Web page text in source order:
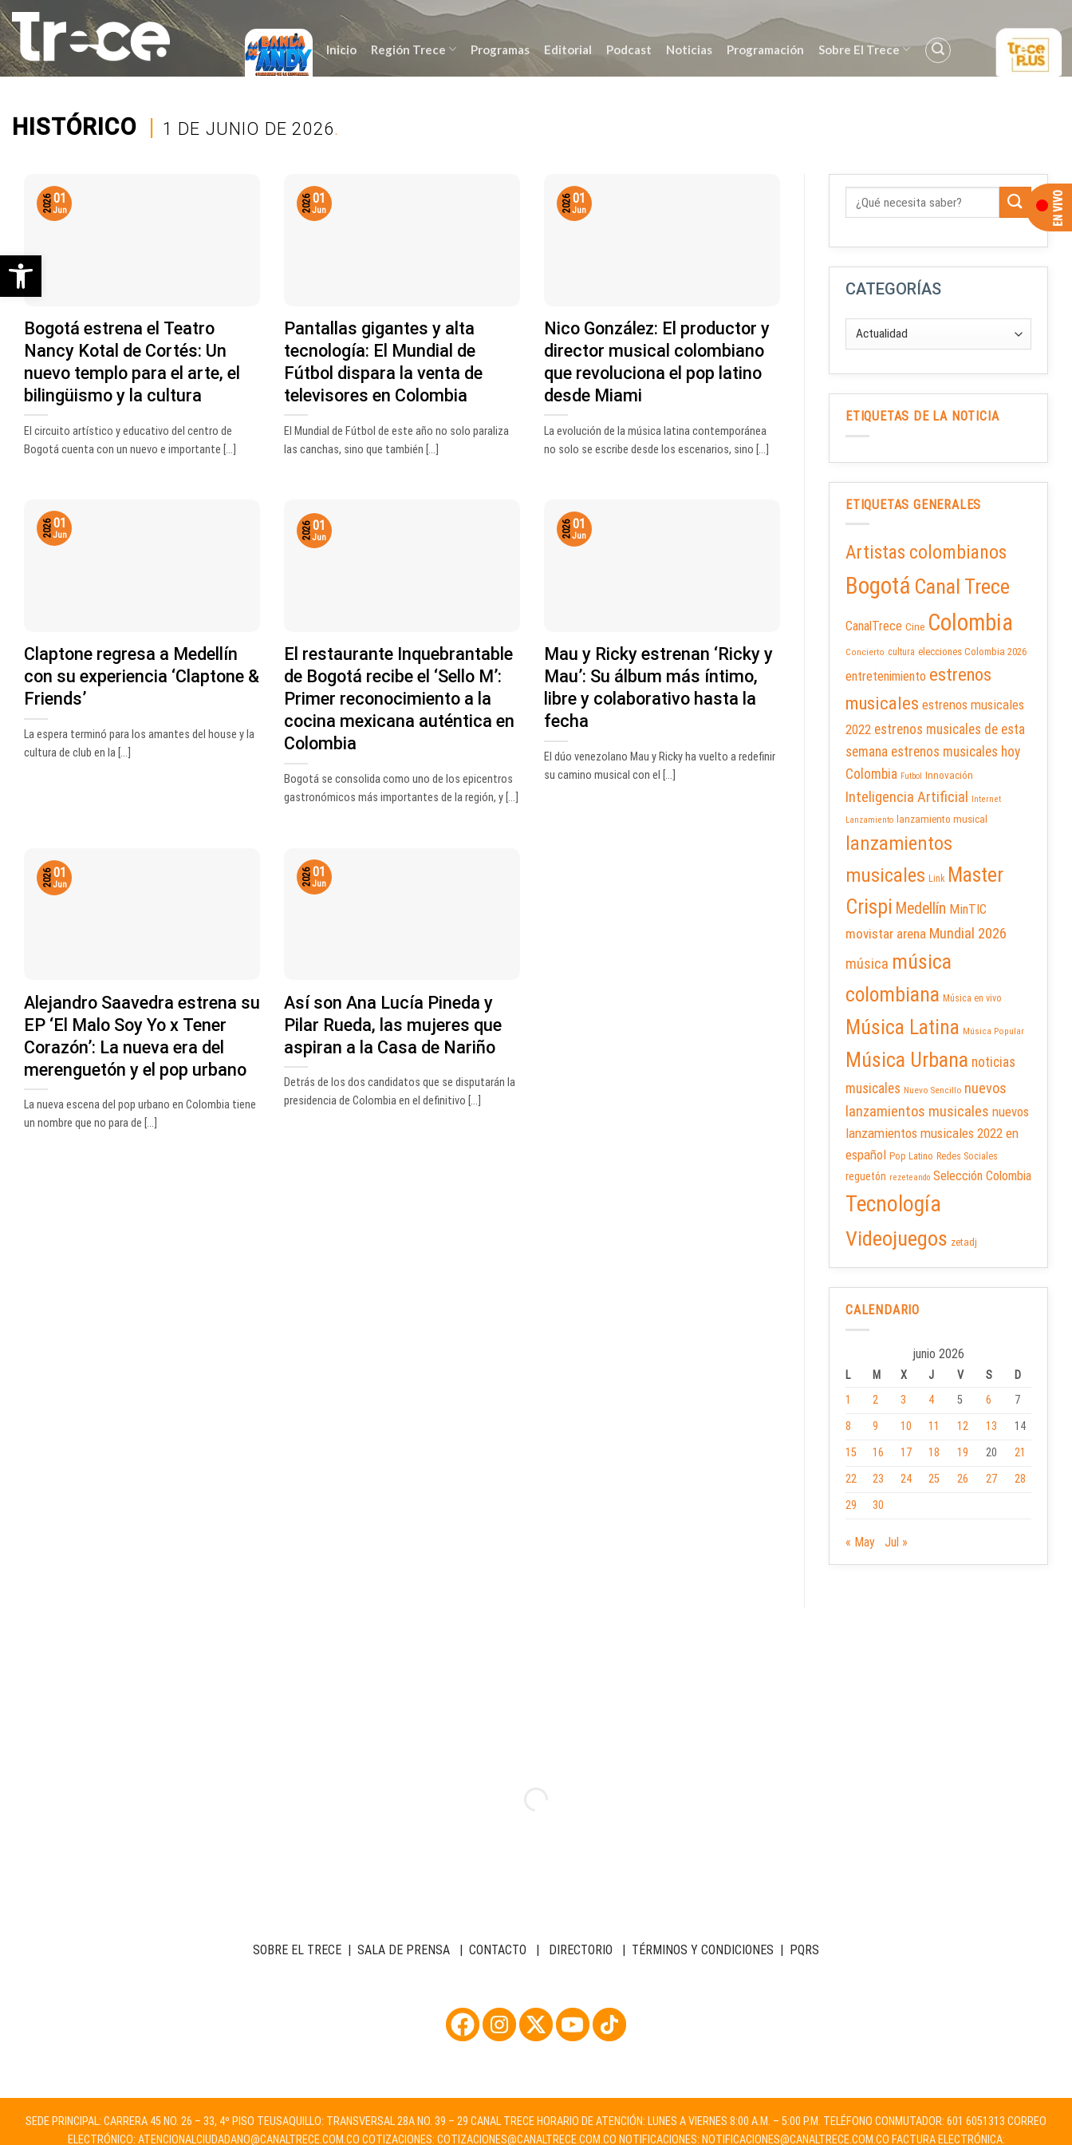
Saltar
al
contenido
Inicio Región Trece Programas Editorial Podcast Noticias Programación Sobre El Trece
HISTÓRICO | 1 DE JUNIO DE 2026.
Bogotá estrena el Teatro
Nancy Kotal de Cortés: Un
nuevo templo para el arte, el
bilingüismo y la cultura
El circuito artístico y educativo del centro de
Bogotá cuenta con un nuevo e importante [...]
01
Jun
2026
Pantallas gigantes y alta
tecnología: El Mundial de
Fútbol dispara la venta de
televisores en Colombia
El Mundial de Fútbol de este año no solo paraliza
las canchas, sino que también [...]
01
Jun
2026
Nico González: El productor y
director musical colombiano
que revoluciona el pop latino
desde Miami
La evolución de la música latina contemporánea
no solo se escribe desde los escenarios, sino [...]
01
Jun
2026
Claptone regresa a Medellín
con su experiencia ‘Claptone &
Friends’
La espera terminó para los amantes del house y la
cultura de club en la [...]
01
Jun
2026
El restaurante Inquebrantable
de Bogotá recibe el ‘Sello M’:
Primer reconocimiento a la
cocina mexicana auténtica en
Colombia
Bogotá se consolida como uno de los epicentros
gastronómicos más importantes de la región, y [...]
01
Jun
2026
Mau y Ricky estrenan ‘Ricky y
Mau’: Su álbum más íntimo,
libre y colaborativo hasta la
fecha
El dúo venezolano Mau y Ricky ha vuelto a redefinir
su camino musical con el [...]
01
Jun
2026
Alejandro Saavedra estrena su
EP ‘El Malo Soy Yo x Tener
Corazón’: La nueva era del
merenguetón y el pop urbano
La nueva escena del pop urbano en Colombia tiene
un nombre que no para de [...]
01
Jun
2026
Así son Ana Lucía Pineda y
Pilar Rueda, las mujeres que
aspiran a la Casa de Nariño
Detrás de los dos candidatos que se disputarán la
presidencia de Colombia en el definitivo [...]
01
Jun
2026
CATEGORÍAS
ETIQUETAS DE LA NOTICIA
ETIQUETAS GENERALES
Artistas colombianos
Bogotá Canal Trece
CanalTrece Cine Colombia
Concierto cultura elecciones Colombia 2026
entretenimiento estrenos
musicales estrenos musicales
2022 estrenos musicales de esta
semana estrenos musicales hoy
Colombia Futbol Innovación
Inteligencia Artificial
Internet
Lanzamiento
lanzamiento musical
lanzamientos
musicales Link Master
Crispi Medellín MinTIC
movistar arena Mundial 2026
música música
colombiana Música en vivo
Música Latina Música Popular
Música Urbana noticias
musicales Nuevo Sencillo nuevos
lanzamientos musicales nuevos
lanzamientos musicales 2022 en
español Pop Latino Redes Sociales
reguetón rezeteando Selección Colombia
Tecnología
Videojuegos zetadj
CALENDARIO
junio 2026
L M X J V S
D
1
2 3 4 5 6
7
8
9 10 11 12 13
14
15
16 17 18 19 20
21
22
23 24 25 26 27
28
29
30
« May Jul »
SOBRE EL TRECE | SALA DE PRENSA | CONTACTO | DIRECTORIO | TÉRMINOS Y CONDICIONES | PQRS
SEDE PRINCIPAL: CARRERA 45 NO. 26 – 33, 4º PISO TEUSAQUILLO: TRANSVERSAL 28A NO. 39 – 29 CANAL TRECE HORARIO DE ATENCIÓN: LUNES A VIERNES 8:00 A.M. – 5:00 P.M. TELÉFONO CONMUTADOR: 601 6051313 CORREO
ELECTRÓNICO: ATENCIONALCIUDADANO@CANALTRECE.COM.CO COTIZACIONES: COTIZACIONES@CANALTRECE.COM.CO NOTIFICACIONES: NOTIFICACIONES@CANALTRECE.COM.CO FACTURA ELECTRÓNICA:
Abrir barra de herramientas